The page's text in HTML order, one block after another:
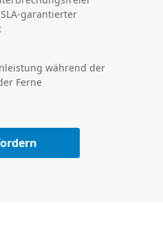
garantierter
während der
Ferne